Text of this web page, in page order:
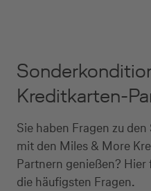
Kreditkarten-
Sie haben Fragen zu
mit den Miles & More
Partnern genießen?
die häufigsten Fragen.